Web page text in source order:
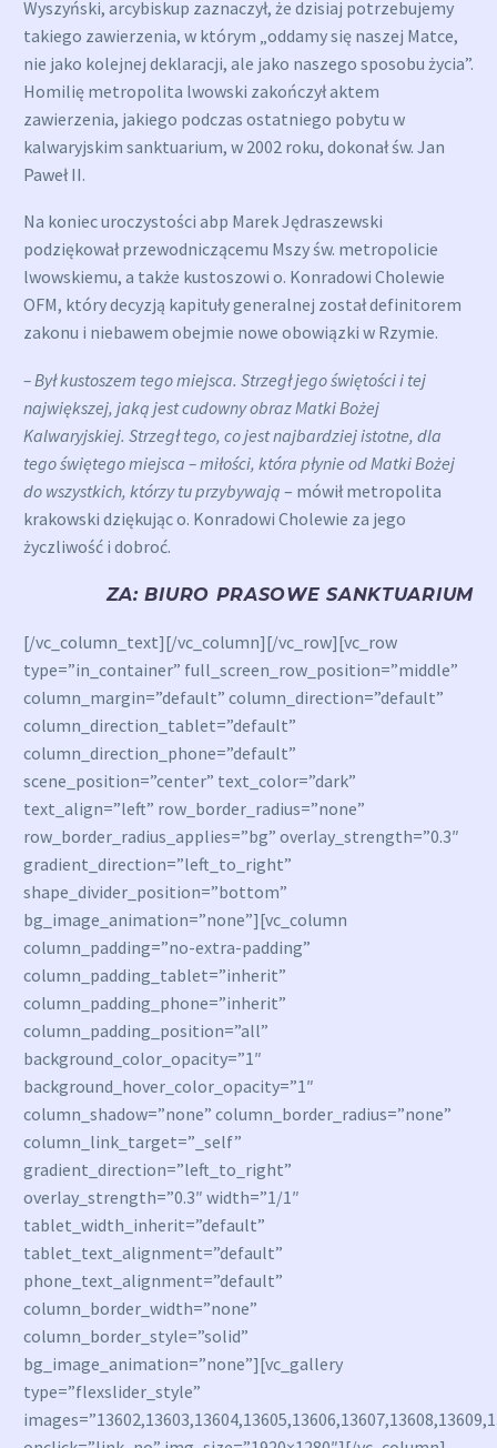
Wyszyński, arcybiskup zaznaczył, że dzisiaj potrzebujemy
takiego zawierzenia, w którym „oddamy się naszej Matce,
nie jako kolejnej deklaracji, ale jako naszego sposobu życia”.
Homilię metropolita lwowski zakończył aktem
zawierzenia, jakiego podczas ostatniego pobytu w
kalwaryjskim sanktuarium, w 2002 roku, dokonał św. Jan
Paweł II.
Na koniec uroczystości abp Marek Jędraszewski
podziękował przewodniczącemu Mszy św. metropolicie
lwowskiemu, a także kustoszowi o. Konradowi Cholewie
OFM, który decyzją kapituły generalnej został definitorem
zakonu i niebawem obejmie nowe obowiązki w Rzymie.
– Był kustoszem tego miejsca. Strzegł jego świętości i tej
największej, jaką jest cudowny obraz Matki Bożej
Kalwaryjskiej. Strzegł tego, co jest najbardziej istotne, dla
tego świętego miejsca – miłości, która płynie od Matki Bożej
do wszystkich, którzy tu przybywają – mówił metropolita
krakowski dziękując o. Konradowi Cholewie za jego
życzliwość i dobroć.
ZA: BIURO PRASOWE SANKTUARIUM
[/vc_column_text][/vc_column][/vc_row][vc_row
type=”in_container” full_screen_row_position=”middle”
column_margin=”default” column_direction=”default”
column_direction_tablet=”default”
column_direction_phone=”default”
scene_position=”center” text_color=”dark”
text_align=”left” row_border_radius=”none”
row_border_radius_applies=”bg” overlay_strength=”0.3″
gradient_direction=”left_to_right”
shape_divider_position=”bottom”
bg_image_animation=”none”][vc_column
column_padding=”no-extra-padding”
column_padding_tablet=”inherit”
column_padding_phone=”inherit”
column_padding_position=”all”
background_color_opacity=”1″
background_hover_color_opacity=”1″
column_shadow=”none” column_border_radius=”none”
column_link_target=”_self”
gradient_direction=”left_to_right”
overlay_strength=”0.3″ width=”1/1″
tablet_width_inherit=”default”
tablet_text_alignment=”default”
phone_text_alignment=”default”
column_border_width=”none”
column_border_style=”solid”
bg_image_animation=”none”][vc_gallery
type=”flexslider_style”